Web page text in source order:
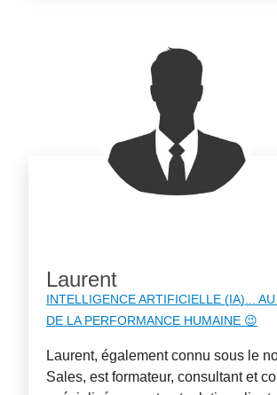
Laurent
INTELLIGENCE ARTIFICIELLE (IA)...
DE LA PERFORMANCE HUMAINE 😉
Laurent, également connu sous le
Sales, est formateur, consultant et